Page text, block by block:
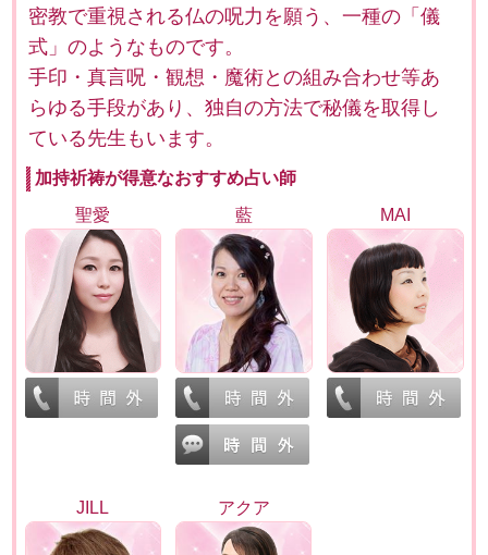
密教で重視される仏の呪力を願う、一種の「儀
式」のようなものです。
手印・真言呪・観想・魔術との組み合わせ等あ
らゆる手段があり、独自の方法で秘儀を取得し
ている先生もいます。
加持祈祷が得意なおすすめ占い師
聖愛
藍 MAI
JILL アクア